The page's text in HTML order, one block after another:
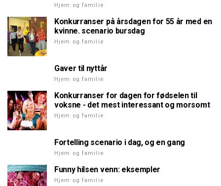
Hjem og familie
Konkurranser på årsdagen for 55 år med en
kvinne. scenario bursdag
Hjem og familie
Gaver til nyttår
Hjem og familie
Konkurranser for dagen for fødselen til
voksne - det mest interessant og morsomt
Hjem og familie
Fortelling scenario i dag, og en gang
Hjem og familie
Funny hilsen venn: eksempler
Hjem og familie